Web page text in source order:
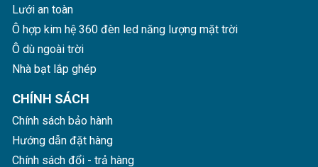
Lưới an toàn
Ô hợp kim hệ 360 đèn led năng lượng mặt trời
Ô dù ngoài trời
Nhà bạt lắp ghép
CHÍNH SÁCH
Chính sách bảo hành
Hướng dẫn đặt hàng
Chính sách đổi - trả hàng